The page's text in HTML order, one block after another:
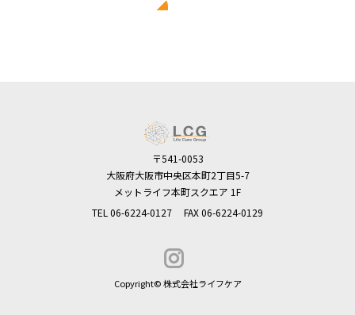
〒541-0053
大阪府大阪市中央区本町2丁目5-7
メットライフ本町スクエア 1F
TEL06-6224-0127 FAX 06-6224-0129
Copyright© 株式会社ライフケア